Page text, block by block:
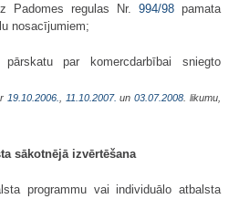
Padomes regulas Nr. 994/98 pamata
nosacījumiem;
par komercdarbībai sniegto
19.10.2006. 11.10.2007. un03.07.2008 . likumu,
sākotnējā izvērtēšana
programmu vai individuālo atbalsta